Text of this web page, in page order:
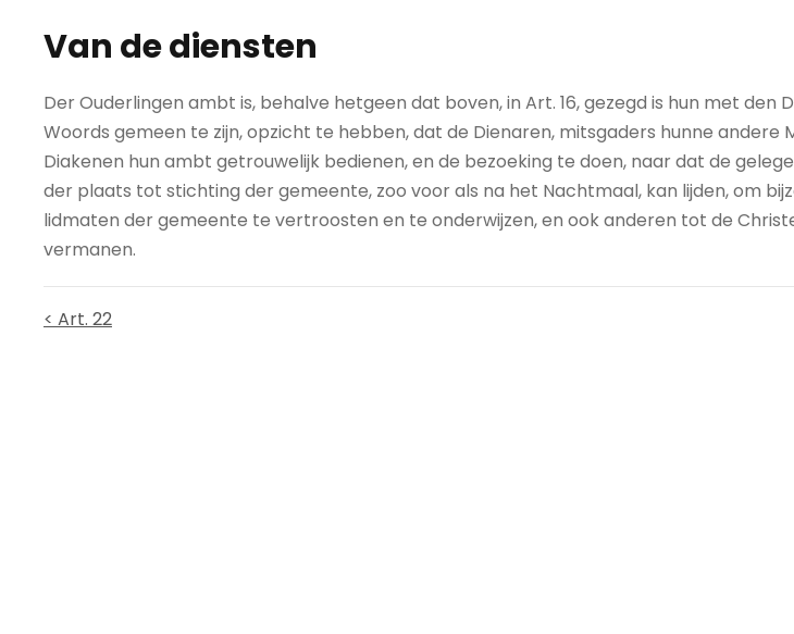
Van de diensten
Der Ouderlingen ambt is, behalve hetgeen dat boven, in Art. 16, gezegd is hun met den
Woords gemeen te zijn, opzicht te hebben, dat de Dienaren, mitsgaders hunne andere
Diakenen hun ambt getrouwelijk bedienen, en de bezoeking te doen, naar dat de
der plaats tot stichting der gemeente, zoo voor als na het Nachtmaal, kan lijden, om
lidmaten der gemeente te vertroosten en te onderwijzen, en ook anderen tot de
vermanen.
< Art. 22